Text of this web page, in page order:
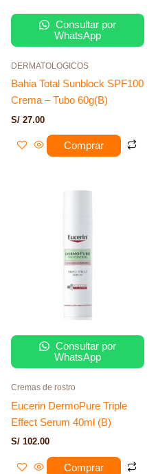
Consultar por
WhatsApp
DERMATOLOGICOS
Bahia Total Sunblock SPF100
Crema – Tubo 60g(B)
S/ 27.00
Comprar
Consultar por
WhatsApp
Cremas de rostro
Eucerin DermoPure Triple
Effect Serum 40ml (B)
S/ 102.00
Comprar